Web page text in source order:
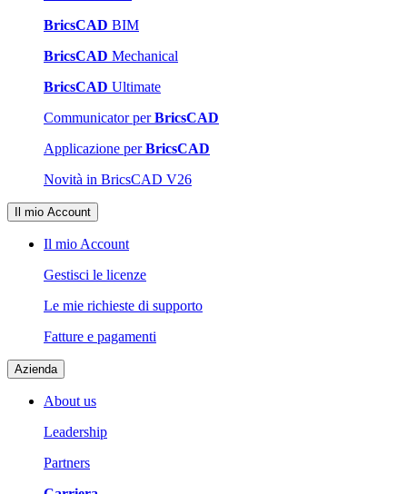
BricsCAD BIM
BricsCAD Mechanical
BricsCAD Ultimate
Communicator perBricsCAD
Applicazione perBricsCAD
Novità in BricsCAD V26
Il mio Account
Il mio Account
Gestisci le licenze
Le mie richieste di supporto
Fatture e pagamenti
Azienda
About us
Leadership
Partners